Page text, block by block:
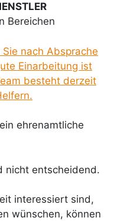
Bereichen
nach Absprache
Einarbeitung ist
besteht derzeit
ehrenamtliche
nicht entscheidend.
interessiert sind,
wünschen, können